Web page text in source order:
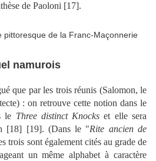
de Paoloni [17].
namurois
que par les trois réunis (Salomon, le
: on retrouve cette notion dans le
le Three distinct Knocks et elle sera
[18] [19]. (Dans le "Rite ancien de
trois sont également cités au grade de
un même alphabet à caractère